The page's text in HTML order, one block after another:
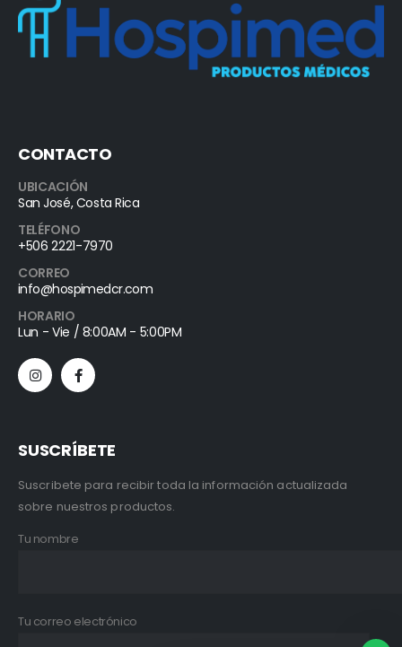
CONTACTO
UBICACIÓN
San José, Costa Rica
TELÉFONO
+506 2221-7970
CORREO
info@hospimedcr.com
HORARIO
Lun - Vie / 8:00AM - 5:00PM
SUSCRÍBETE
Suscribete para recibir toda la información actualizada
sobre nuestros productos.
Tu nombre
Tu correo electrónico